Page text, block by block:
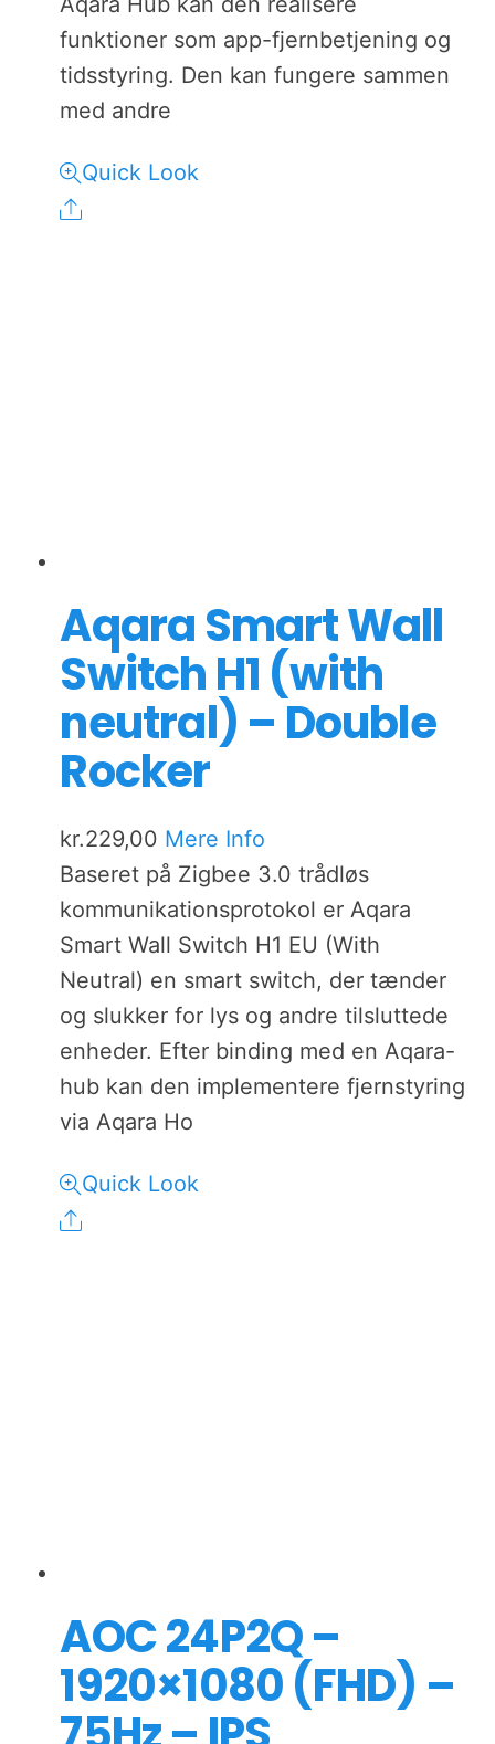
funktioner som app-fjernbetjening og
tidsstyring. Den kan fungere sammen
med andre
Quick Look
Share
Aqara Smart Wall
Switch H1 (with
neutral) – Double
Rocker
kr.229,00 Mere Info
Baseret på Zigbee 3.0 trådløs
kommunikationsprotokol er Aqara
Smart Wall Switch H1 EU (With
Neutral) en smart switch, der tænder
og slukker for lys og andre tilsluttede
enheder. Efter binding med en Aqara-
hub kan den implementere fjernstyring
via Aqara Ho
Quick Look
Share
AOC 24P2Q –
1920×1080 (FHD) –